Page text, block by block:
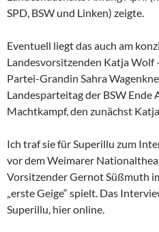
SPD, BSW und Linken) zeigte.
Eventuell liegt das auch am
Landesvorsitzenden Katja Wolf
Partei-Grandin Sahra
Landesparteitag der BSW Ende
Machtkampf, den zunächst
Ich traf sie für Superillu zum
vor dem Weimarer
Vorsitzender Gernot Süßmuth
„erste Geige“ spielt. Das
Superillu, hier online.